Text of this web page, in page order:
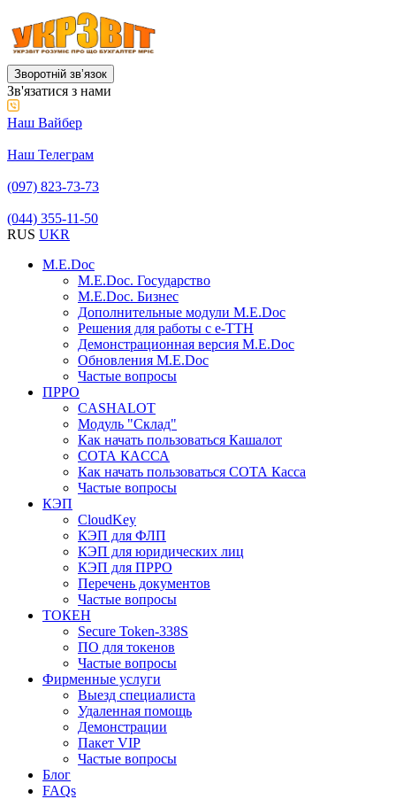
Зворотній звʼязок
Зв'язатися з нами
Наш Вайбер
Наш Телеграм
(097) 823-73-73
(044) 355-11-50
RUS UKR
M.E.Doc
M.E.Doc. Государство
M.E.Doc. Бизнес
Дополнительные модули M.E.Doc
Решения для работы с е-ТТН
Демонстрационная версия M.E.Doc
Обновления M.E.Doc
Частые вопросы
ПРРО
CASHALOT
Модуль "Склад"
Как начать пользоваться Кашалот
СОТА КАCСА
Как начать пользоваться СОТА Касса
Частые вопросы
КЭП
CloudKey
КЭП для ФЛП
КЭП для юридических лиц
КЭП для ПРРО
Перечень документов
Частые вопросы
ТОКЕН
Secure Token-338S
ПО для токенов
Частые вопросы
Фирменные услуги
Выезд специалиста
Удаленная помощь
Демонстрации
Пакет VIP
Частые вопросы
Блог
FAQs